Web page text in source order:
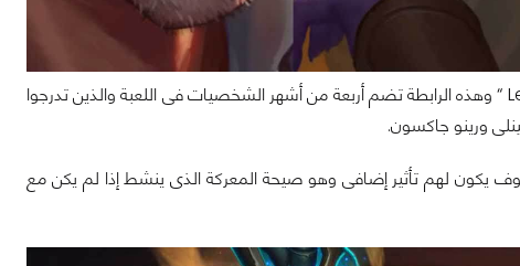
حزمة Saviors Of Uldum تشهد عودة رابطة المستكشفين “ League Of Explorers “ وهذه الرابطة تضم أربعة من أشهر الشخصيات فى اللعبة والذين تدرجوا
ورينو جاكسون.
يكون لهم تأثير إضافى وهو صيحة المعركة الذى ينشط إذا لم يكن مع